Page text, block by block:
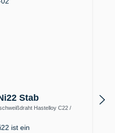
Stab
Hastelloy C22 /
ist ein